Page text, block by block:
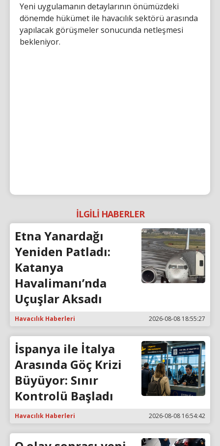
Yeni uygulamanın detaylarının önümüzdeki
dönemde hükümet ile havacılık sektörü arasında
yapılacak görüşmeler sonucunda netleşmesi
bekleniyor.
İLGİLİ HABERLER
Etna Yanardağı
Yeniden Patladı:
Katanya
Havalimanı’nda
Uçuşlar Aksadı
Havacılık Haberleri 2026-08-08 18:55:27
İspanya ile İtalya
Arasında Göç Krizi
Büyüyor: Sınır
Kontrolü Başladı
Havacılık Haberleri 2026-08-08 16:54:42